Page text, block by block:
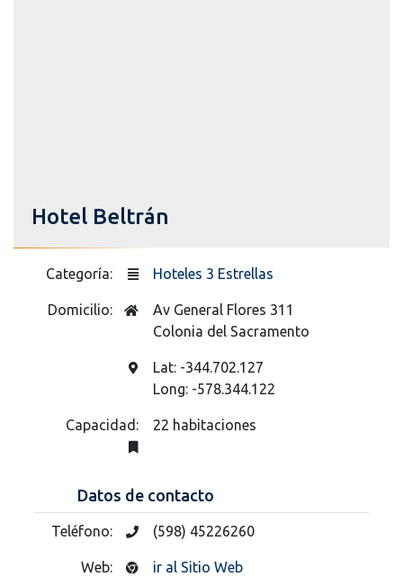
Hotel Beltrán
Categoría: Hoteles 3 Estrellas
Domicilio:
Av General Flores 311
Colonia del Sacramento
Lat: -344.702.127
Long: -578.344.122
Capacidad: 22 habitaciones
Datos de contacto
Teléfono: (598) 45226260
Web: ir al Sitio Web